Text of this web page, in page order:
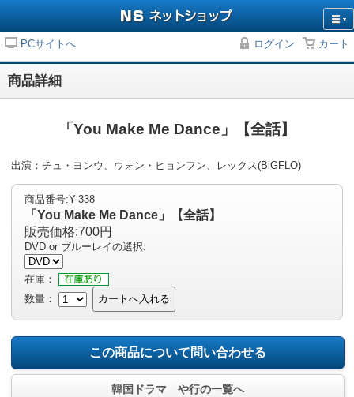
PCサイトへ ログイン カート
商品詳細
「You Make Me Dance」【全話】
出演：チュ・ヨンウ、ウォン・ヒョンフン、レックス(BiGFLO)
商品番号:Y-338
「You Make Me Dance」【全話】
販売価格:700円
DVD or ブルーレイの選択:
在庫：
数量：
カートへ入れる
この商品について問い合わせる
韓国ドラマ や行の一覧へ